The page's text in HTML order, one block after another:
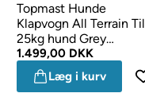
Topmast Hunde
Klapvogn All Terrain Til
25kg hund Grey
Antracit Gummihjul
1.499,00 DKK
Læg i kurv